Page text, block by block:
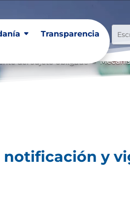
Transparencia
del sujeto obligado 9
notificación y